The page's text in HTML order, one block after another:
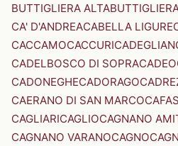
BUTTIGLIERA ALTA
CA' D'ANDREACABELLA LIGURE
CACCAMOCACCURI
CADELBOSCO DI SOPRACADEO
CADONEGHECADORAGO
CAERANO DI SAN MARCO
CAGLIARICAGLIOCAGNANO
CAGNANO VARANOCAGNO